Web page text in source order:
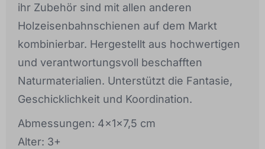
ihr Zubehör sind mit allen anderen
Holzeisenbahnschienen auf dem Markt
kombinierbar. Hergestellt aus hochwertigen
und verantwortungsvoll beschafften
Naturmaterialien. Unterstützt die Fantasie,
Geschicklichkeit und Koordination.
Abmessungen: 4x1x7,5 cm
Alter: 3+